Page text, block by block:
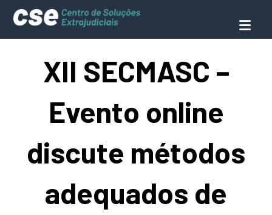
XII SECMASC –
Evento online
discute métodos
adequados de